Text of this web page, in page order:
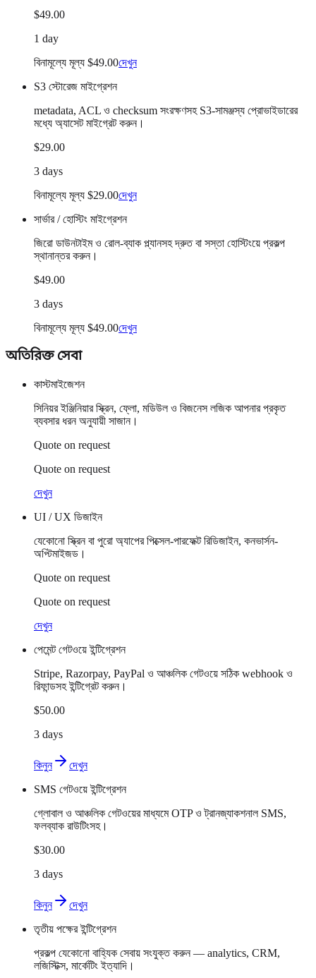
$49.00
1 day
বিনামূল্যে মূল্য $49.00দেখুন
S3 স্টোরেজ মাইগ্রেশন
metadata, ACL ও checksum সংরক্ষণসহ S3-সামঞ্জস্য প্রোভাইডারের
মধ্যে অ্যাসেট মাইগ্রেট করুন।
$29.00
3 days
বিনামূল্যে মূল্য $29.00দেখুন
সার্ভার / হোস্টিং মাইগ্রেশন
জিরো ডাউনটাইম ও রোল-ব্যাক প্ল্যানসহ দ্রুত বা সস্তা হোস্টিংয়ে প্রকল্প
স্থানান্তর করুন।
$49.00
3 days
বিনামূল্যে মূল্য $49.00দেখুন
অতিরিক্ত সেবা
কাস্টমাইজেশন
সিনিয়র ইঞ্জিনিয়ার স্ক্রিন, ফ্লো, মডিউল ও বিজনেস লজিক আপনার প্রকৃত
ব্যবসার ধরন অনুযায়ী সাজান।
Quote on request
Quote on request
দেখুন
UI / UX ডিজাইন
যেকোনো স্ক্রিন বা পুরো অ্যাপের পিক্সেল-পারফেক্ট রিডিজাইন, কনভার্সন-
অপ্টিমাইজড।
Quote on request
Quote on request
দেখুন
পেমেন্ট গেটওয়ে ইন্টিগ্রেশন
Stripe, Razorpay, PayPal ও আঞ্চলিক গেটওয়ে সঠিক webhook ও
রিফান্ডসহ ইন্টিগ্রেট করুন।
$50.00
3 days
কিনুন
দেখুন
SMS গেটওয়ে ইন্টিগ্রেশন
গ্লোবাল ও আঞ্চলিক গেটওয়ের মাধ্যমে OTP ও ট্রানজ্যাকশনাল SMS,
ফলব্যাক রাউটিংসহ।
$30.00
3 days
কিনুন
দেখুন
তৃতীয় পক্ষের ইন্টিগ্রেশন
প্রকল্প যেকোনো বাহ্যিক সেবায় সংযুক্ত করুন — analytics, CRM,
লজিস্টিক্স, মার্কেটিং ইত্যাদি।